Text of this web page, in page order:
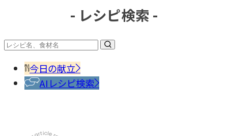
料・
香辛
料
- レシピ検索 -
今日の献立
AIレシピ検索